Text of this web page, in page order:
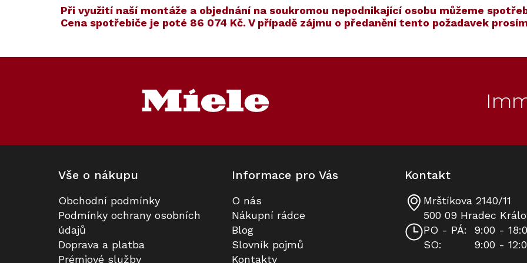
​​Při využití naší montáže a objednání na soukromou nepodnikající osobu můžeme
Cena spotřebiče je poté 86 074 Kč. V případě zájmu o předanění tento požadavek
Konvektomat XXL MIELE DGC
7860 HCX Pro Obsidian černá,
matná
Na dotaz
Konvektomat XXL MIELE DGC
7460 HCX Pro Béžová perleť
Skladem v Miele
Prodloužená záruka na 5 let
K dispozici
Prodloužená záruka na 10 let
K dispozici
Vše o nákupu
Obchodní podmínky
Podmínky ochrany osobních
údajů
Doprava a platba
Prémiové služby
Informace pro Vás
O nás
Nákupní rádce
Blog
Slovník pojmů
Kontakty
Kontakt
Mrštíkova 2140/11
500 09 Hradec
PO - PÁ:
9:00 -
SO:
9:00 -